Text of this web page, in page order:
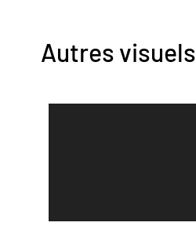
Autres visuels